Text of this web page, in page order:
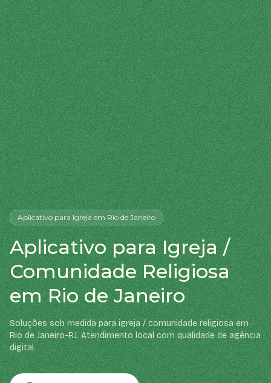
Aplicativopara Igrejaem Rio de Janeiro
Aplicativo para Igreja /
Comunidade Religiosa
em Rio de Janeiro
Soluções sob medida para igreja / comunidade religiosa em
Rio de Janeiro-RJ. Atendimento local com qualidade de agência
digital.